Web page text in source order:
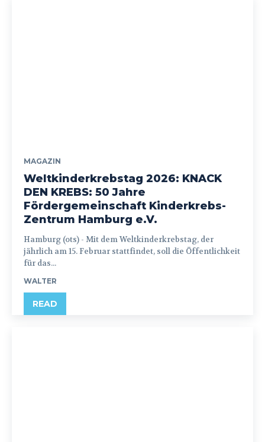
MAGAZIN
Weltkinderkrebstag 2026: KNACK
DEN KREBS: 50 Jahre
Fördergemeinschaft Kinderkrebs-
Zentrum Hamburg e.V.
Hamburg (ots) - Mit dem Weltkinderkrebstag, der
jährlich am 15. Februar stattfindet, soll die Öffentlichkeit
für das...
WALTER
READ